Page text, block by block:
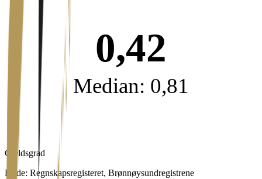
0,42
Median: 0,81
Gjeldsgrad
Kilde: Regnskapsregisteret, Brønnøysundregistrene